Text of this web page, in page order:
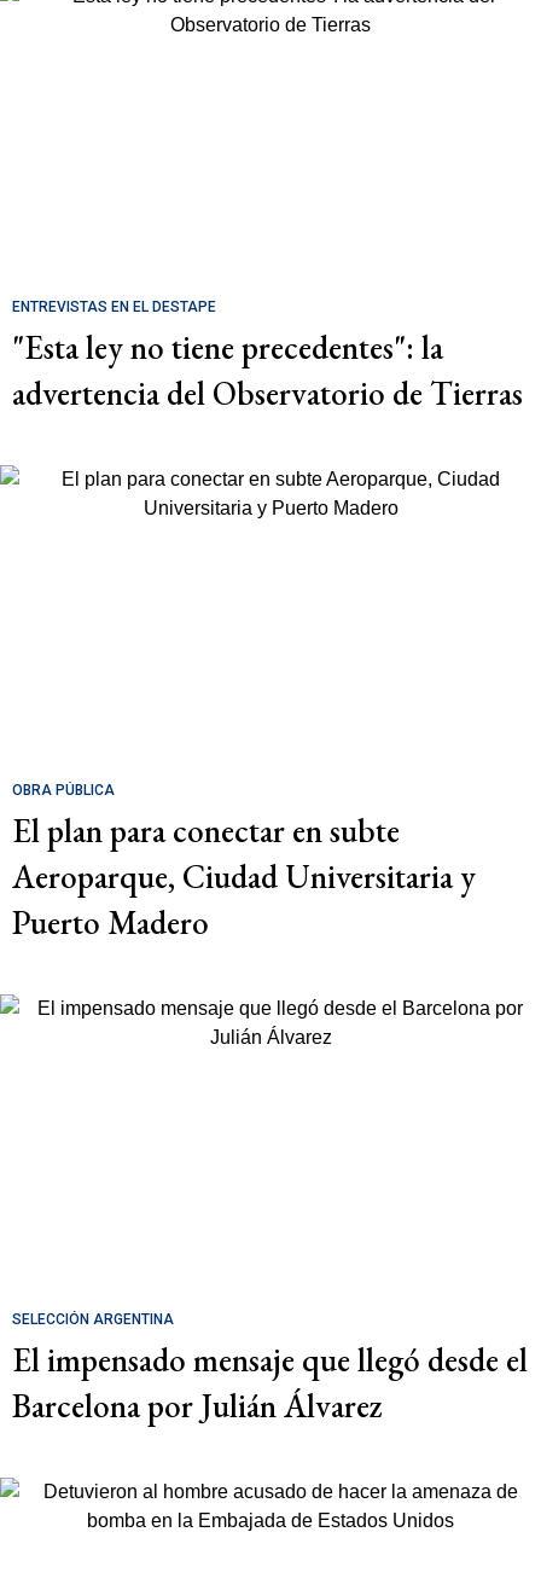
ENTREVISTAS EN EL DESTAPE
"Esta ley no tiene precedentes": la
advertencia del Observatorio de Tierras
OBRA PÚBLICA
El plan para conectar en subte
Aeroparque, Ciudad Universitaria y
Puerto Madero
SELECCIÓN ARGENTINA
El impensado mensaje que llegó desde el
Barcelona por Julián Álvarez